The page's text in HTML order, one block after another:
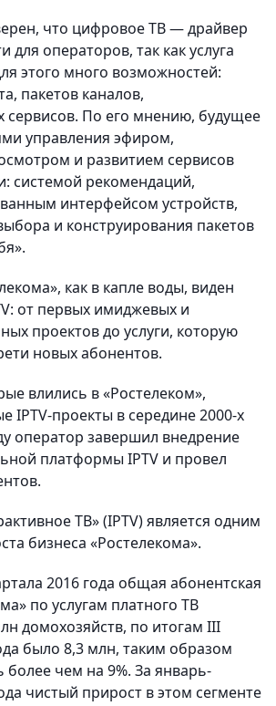
что цифровое ТВ — драйвер
для операторов, так как услуга
этого много возможностей:
пакетов каналов,
сервисов. По его мнению, будущее
управления эфиром,
и развитием сервисов
системой рекомендаций,
интерфейсом устройств,
и конструирования пакетов
как в капле воды, виден
от первых имиджевых и
проектов до услуги, которую
новых абонентов.
влились в «Ростелеком»,
IPTV-проекты в середине 2000-х
оператор завершил внедрение
платформы IPTV и провел
ТВ» (IPTV) является одним
бизнеса «Ростелекома».
2016 года общая абонентская
по услугам платного ТВ
домохозяйств, по итогам III
было 8,3 млн, таким образом
более чем на 9%. За январь-
чистый прирост в этом сегменте